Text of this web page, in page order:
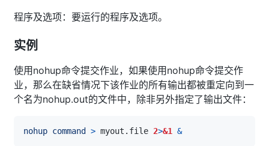
程序及选项：要运行的程序及选项。
实例
使用nohup命令提交作业，如果使用nohup命令提交作
业，那么在缺省情况下该作业的所有输出都被重定向到一
个名为nohup.out的文件中，除非另外指定了输出文件：
nohup command > myout.file 2>&1 &